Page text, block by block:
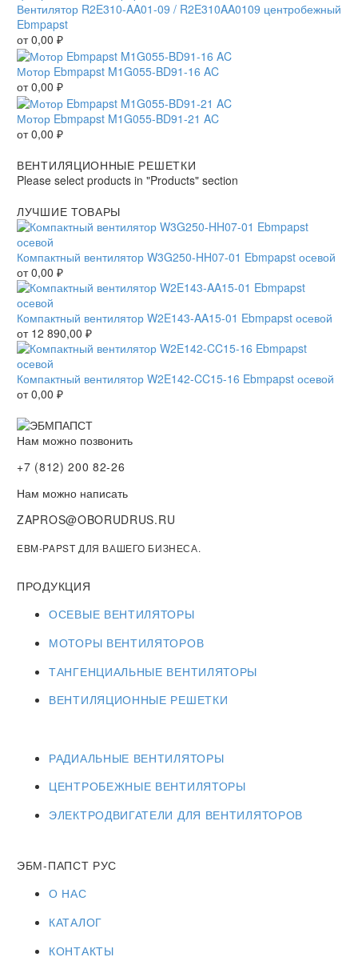
Вентилятор R2E310-AA01-09 / R2E310AA0109 центробежный
Ebmpapst
от0,00 ₽
Мотор Ebmpapst M1G055-BD91-16 AC
от0,00 ₽
Мотор Ebmpapst M1G055-BD91-21 AC
от0,00 ₽
ВЕНТИЛЯЦИОННЫЕ РЕШЕТКИ
Please select products in "Products" section
ЛУЧШИЕ ТОВАРЫ
Компактный вентилятор W3G250-HH07-01 Ebmpapst осевой
от0,00 ₽
Компактный вентилятор W2E143-AA15-01 Ebmpapst осевой
от 12 890,00 ₽
Компактный вентилятор W2E142-CC15-16 Ebmpapst осевой
от0,00 ₽
Нам можно позвонить
+7 (812) 200 82-26
Нам можно написать
ZAPROS@OBORUDRUS.RU
EBM-PAPST ДЛЯ ВАШЕГО БИЗНЕСА.
ПРОДУКЦИЯ
ОСЕВЫЕ ВЕНТИЛЯТОРЫ
МОТОРЫ ВЕНТИЛЯТОРОВ
ТАНГЕНЦИАЛЬНЫЕ ВЕНТИЛЯТОРЫ
ВЕНТИЛЯЦИОННЫЕ РЕШЕТКИ
РАДИАЛЬНЫЕ ВЕНТИЛЯТОРЫ
ЦЕНТРОБЕЖНЫЕ ВЕНТИЛЯТОРЫ
ЭЛЕКТРОДВИГАТЕЛИ ДЛЯ ВЕНТИЛЯТОРОВ
ЭБМ-ПАПСТ РУС
О НАС
КАТАЛОГ
КОНТАКТЫ